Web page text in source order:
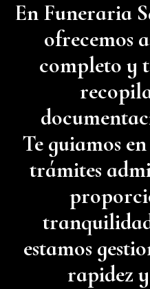
En Funeraria
ofrecemos
completo y
Te guiamos
trámites
estamos
rapidez